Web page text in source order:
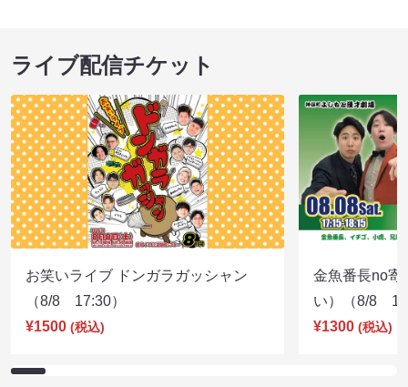
ライブ配信チケット
お笑いライブ ドンガラガッシャン
（8/8 17:30）
¥1500 (税込)
金魚番長no寄
い）（8/8
¥1300 (税込)